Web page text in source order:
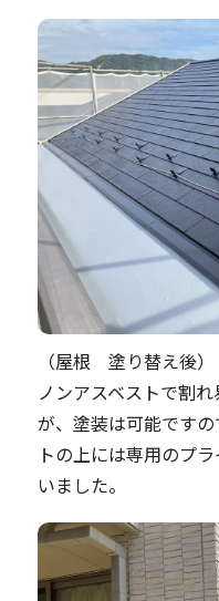
（屋根 塗り替え後）
ノンアスベストで割
が、塗装は可能です
トの上には専用のプ
いました。